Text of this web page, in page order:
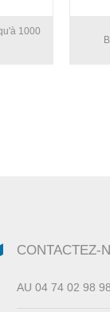
1000
CONTACTEZ-
AU 04 74 02 98 98